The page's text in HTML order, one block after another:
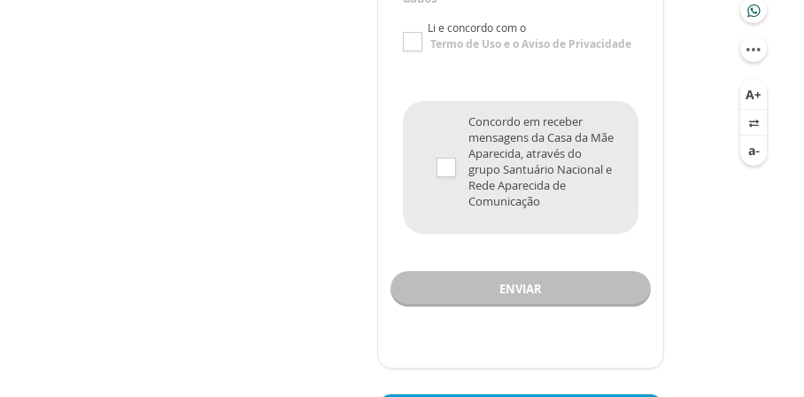
Li e concordo com o
Termo de Usoe oAviso de Privacidade
Concordo em receber
mensagens da Casa da Mãe
Aparecida, através do
grupo Santuário Nacional e
Rede Aparecida de
Comunicação
ENVIAR